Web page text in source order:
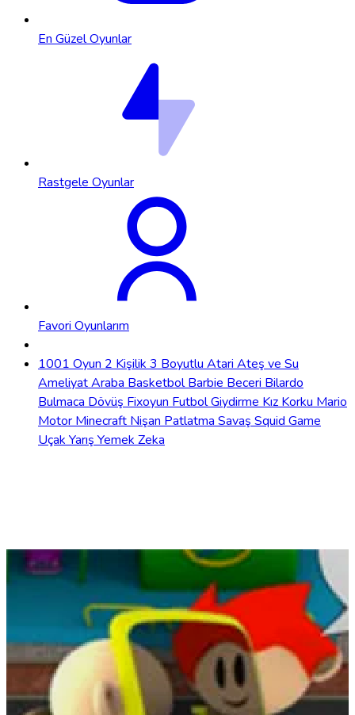
En Güzel Oyunlar
Rastgele Oyunlar
Favori Oyunlarım
1001 Oyun 2 Kişilik 3 Boyutlu Atari Ateş ve Su
AmeliyatAraba BasketbolBarbie Beceri Bilardo
Bulmaca Dövüş Fixoyun FutbolGiydirme Kız Korku Mario
Motor Minecraft Nişan Patlatma Savaş Squid Game
Uçak Yarış Yemek Zeka